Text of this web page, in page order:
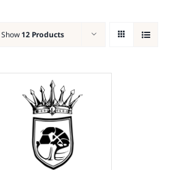
Show 12 Products